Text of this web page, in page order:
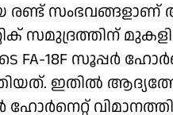
രണ്ട്
സമുദ്രത്തിന്
18F സൂപ്പര്‍
ഇതില്‍